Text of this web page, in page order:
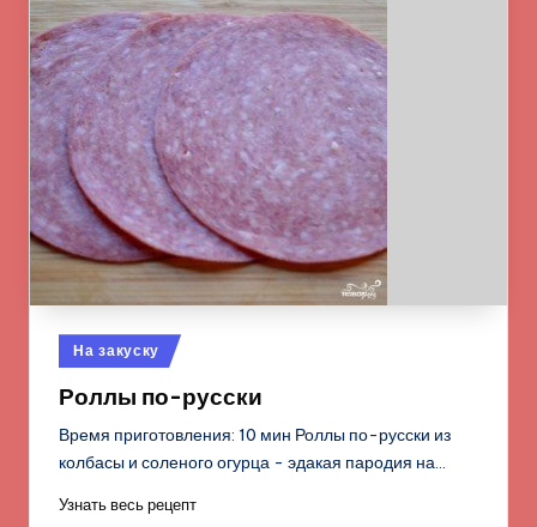
Опубликовано
в
На закуску
Роллы по-русски
Время приготовления: 10 мин Роллы по-русски из
колбасы и соленого огурца - эдакая пародия на…
Узнать весь рецепт